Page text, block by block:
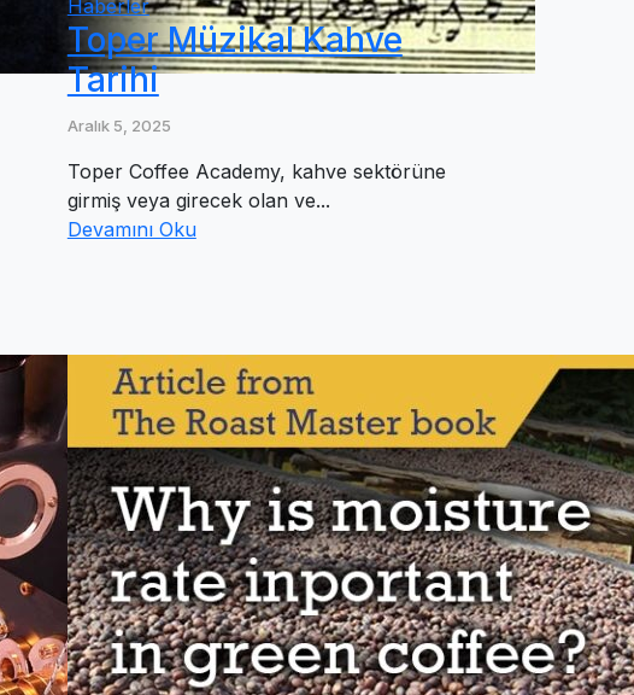
Haberler
Toper Müzikal Kahve
Tarihi
Aralık 5, 2025
Toper Coffee Academy, kahve sektörüne
girmiş veya girecek olan ve...
Devamını Oku